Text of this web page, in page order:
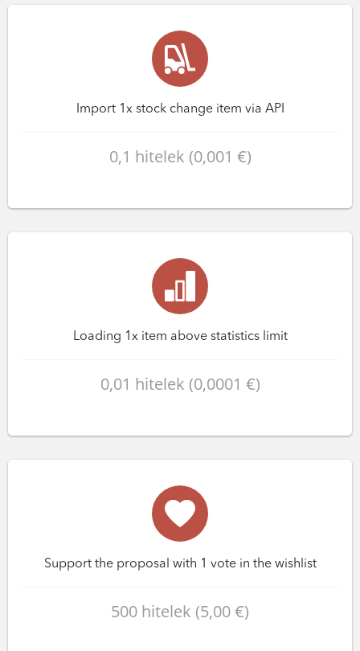
Import 1x stock change item via API
0,1 hitelek (0,001 €)
Loading 1x item above statistics limit
0,01 hitelek (0,0001 €)
Support the proposal with 1 vote in the wishlist
500 hitelek (5,00 €)